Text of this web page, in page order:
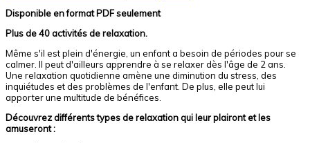
Disponible en format PDF seulement
Plus de 40 activités de relaxation.
Même s'il est plein d'énergie, un enfant a besoin de périodes pour se
calmer. Il peut d'ailleurs apprendre à se relaxer dès l'âge de 2 ans.
Une relaxation quotidienne amène une diminution du stress, des
inquiétudes et des problèmes de l'enfant. De plus, elle peut lui
apporter une multitude de bénéfices.
Découvrez différents types de relaxation qui leur plairont et les
amuseront :